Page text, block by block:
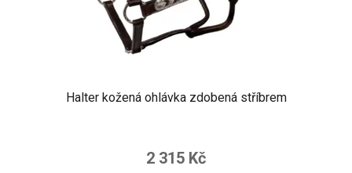
Halter kožená ohlávka zdobená stříbrem
2 315 Kč